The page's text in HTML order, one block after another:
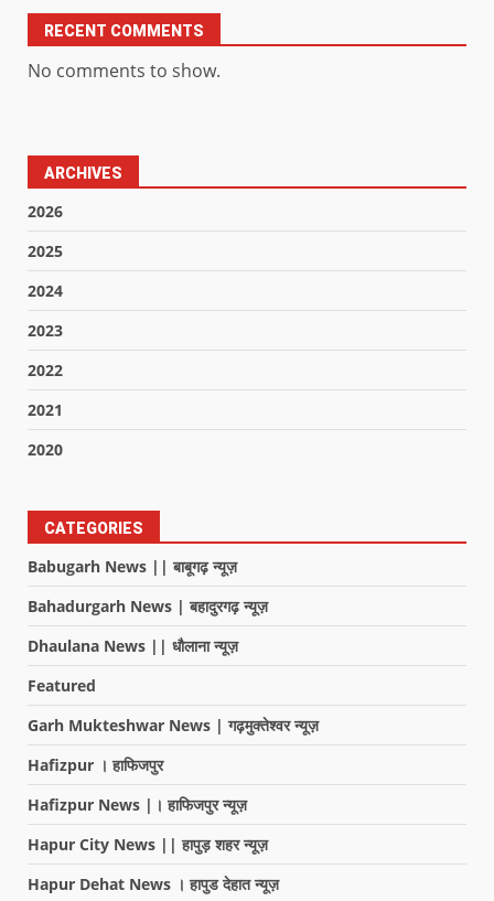
RECENT COMMENTS
No comments to show.
ARCHIVES
2026
2025
2024
2023
2022
2021
2020
CATEGORIES
Babugarh News || बाबूगढ़ न्यूज़
Bahadurgarh News | बहादुरगढ़ न्यूज़
Dhaulana News || धौलाना न्यूज़
Featured
Garh Mukteshwar News | गढ़मुक्तेश्वर न्यूज़
Hafizpur । हाफिजपुर
Hafizpur News |। हाफिजपुर न्यूज़
Hapur City News || हापुड़ शहर न्यूज़
Hapur Dehat News । हापुड देहात न्यूज़